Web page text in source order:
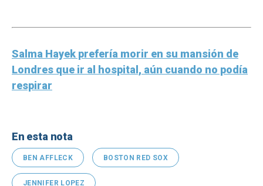
Salma Hayek prefería morir en su mansión de
Londres que ir al hospital, aún cuando no podía
respirar
En esta nota
BEN AFFLECK BOSTON RED SOX
JENNIFER LOPEZ